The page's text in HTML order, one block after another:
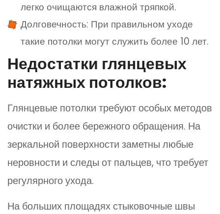
легко очищаются влажной тряпкой.
Долговечность: При правильном уходе
такие потолки могут служить более 10 лет.
Недостатки глянцевых
натяжных потолков:
Глянцевые потолки требуют особых методов
очистки и более бережного обращения. На
зеркальной поверхности заметны любые
неровности и следы от пальцев, что требует
регулярного ухода.
На больших площадях стыковочные швы